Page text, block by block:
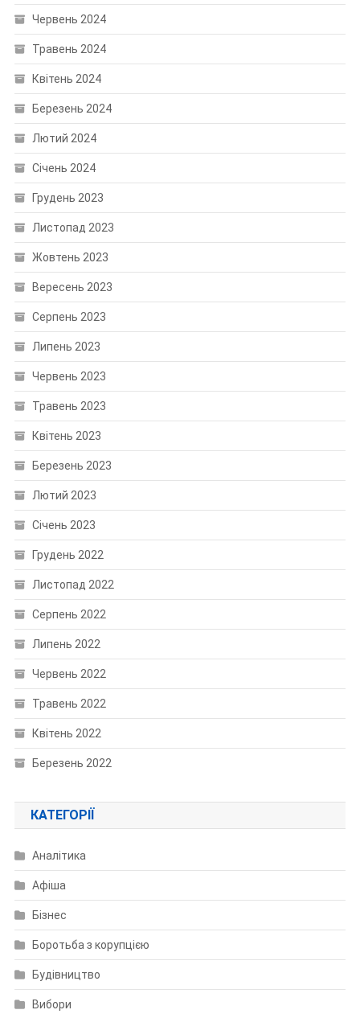
Червень 2024
Травень 2024
Квітень 2024
Березень 2024
Лютий 2024
Січень 2024
Грудень 2023
Листопад 2023
Жовтень 2023
Вересень 2023
Серпень 2023
Липень 2023
Червень 2023
Травень 2023
Квітень 2023
Березень 2023
Лютий 2023
Січень 2023
Грудень 2022
Листопад 2022
Серпень 2022
Липень 2022
Червень 2022
Травень 2022
Квітень 2022
Березень 2022
КАТЕГОРІЇ
Аналітика
Афіша
Бізнес
Боротьба з корупцією
Будівництво
Вибори